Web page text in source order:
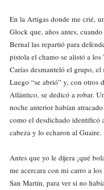
En la Artigas donde me crié,
Glock que, años antes,
Bernal las repartió para
pistola el chamo se alistó a
Carías desmanteló el grupo,
Luego “se abrió” y, con otros
Atlántico, se dedicó a robar.
noche anterior habían
como el desdichado identificó
cabeza y lo echaron al Guaire.
Antes que yo le dijera ¡qué
me acercara con mi carro a
San Martín, para ver si no